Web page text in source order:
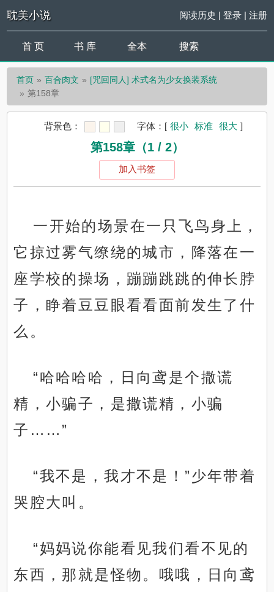
耽美小说 阅读历史 | 登录| 注册
首 页 书 库 全本 搜索
首页 百合肉文
[咒回同人] 术式名为少女换装系统
第158章
背景色： 字体： [ 很小 标准 很大 ]
第158章（1 / 2）
加入书签
一开始的场景在一只飞鸟身上，
它掠过雾气缭绕的城市，降落在一
座学校的操场，蹦蹦跳跳的伸长脖
子，睁着豆豆眼看看面前发生了什
么。
“哈哈哈哈，日向鸢是个撒谎
精，小骗子，是撒谎精，小骗
子……”
“我不是，我才不是！”少年带着
哭腔大叫。
“妈妈说你能看见我们看不见的
东西，那就是怪物。哦哦，日向鸢